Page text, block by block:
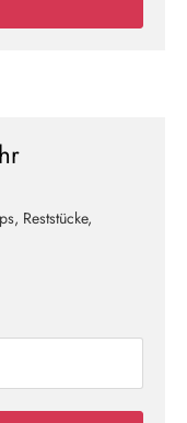
Reststücke,